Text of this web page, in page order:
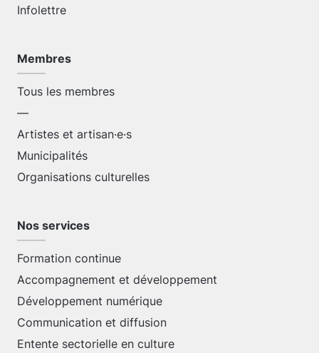
Infolettre
Membres
Tous les membres
—
Artistes et artisan·e·s
Municipalités
Organisations culturelles
Nos services
Formation continue
Accompagnement et développement
Développement numérique
Communication et diffusion
Entente sectorielle en culture